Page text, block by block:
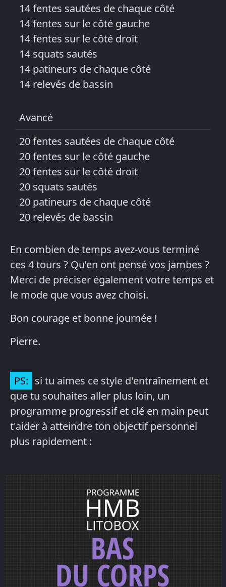
14 fentes sautées de chaque côté
14 fentes sur le côté gauche
14 fentes sur le côté droit
14 squats sautés
14 patineurs de chaque côté
14 relevés de bassin
Avancé
20 fentes sautées de chaque côté
20 fentes sur le côté gauche
20 fentes sur le côté droit
20 squats sautés
20 patineurs de chaque côté
20 relevés de bassin
En combien de temps avez-vous terminé
ces 4 tours ? Qu’en ont pensé vos jambes ?
Merci de préciser également votre temps et
le mode que vous avez choisi.
Bon courage et bonne journée !
Pierre.
PS: si tu aimes ce style d'entraînement et
que tu souhaites aller plus loin, un
programme progressif et clé en main peut
t'aider à atteindre ton objectif personnel
plus rapidement :